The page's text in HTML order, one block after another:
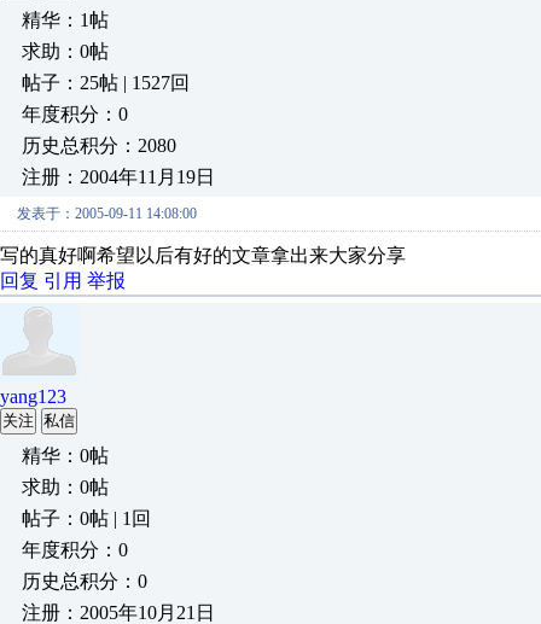
精华：1帖
求助：0帖
帖子：25帖 | 1527回
年度积分：0
历史总积分：2080
注册：2004年11月19日
发表于：2005-09-11 14:08:00
写的真好啊希望以后有好的文章拿出来大家分享
回复 引用 举报
yang123
关注 私信
精华：0帖
求助：0帖
帖子：0帖 | 1回
年度积分：0
历史总积分：0
注册：2005年10月21日